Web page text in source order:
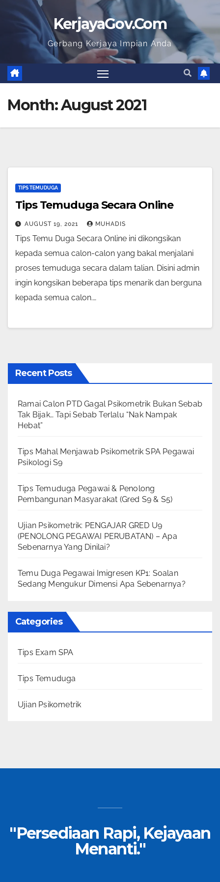
KerjayaGov.Com
Gerbang Kerjaya Impian Anda
Month:August 2021
TIPS TEMUDUGA
Tips Temuduga Secara Online
AUGUST 19, 2021 MUHADIS
Tips Temu Duga Secara Online ini dikongsikan
kepada semua calon-calon yang bakal menjalani
proses temuduga secara dalam talian. Disini admin
ingin kongsikan beberapa tips menarik dan berguna
kepada semua calon.…
Recent Posts
Ramai Calon PTD Gagal Psikometrik Bukan Sebab
Tak Bijak… Tapi Sebab Terlalu “Nak Nampak
Hebat”
Tips Mahal Menjawab Psikometrik SPA Pegawai
Psikologi S9
Tips Temuduga Pegawai & Penolong
Pembangunan Masyarakat (Gred S9 & S5)
Ujian Psikometrik: PENGAJAR GRED U9
(PENOLONG PEGAWAI PERUBATAN) – Apa
Sebenarnya Yang Dinilai?
Temu Duga Pegawai Imigresen KP1: Soalan
Sedang Mengukur Dimensi Apa Sebenarnya?
Categories
Tips Exam SPA
Tips Temuduga
Ujian Psikometrik
"Persediaan Rapi, Kejayaan
Menanti."